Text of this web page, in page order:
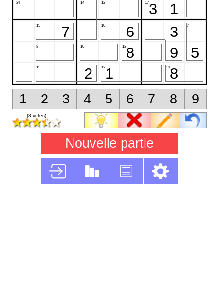
24 14 12 173 1
15 7
8
15
10 6
10 128
2
131
3 7
9 5
148
1 2 3 4 5 6 7 8 9
(3 votes)
Nouvelle partie